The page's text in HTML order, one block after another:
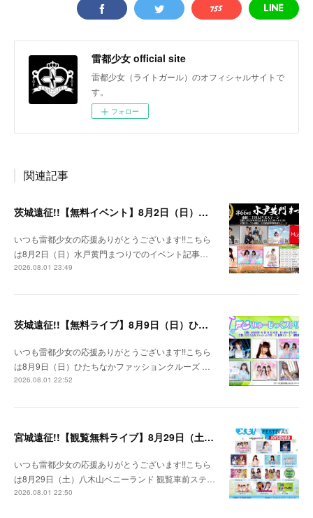
雷都少女 official site
雷都少女（ライトガール）のオフィシャルサイトで
す。
フォロー
関連記事
茨城遠征!!【無料イベント】8月2日（日）水戸黄門まつり
いつも雷都少女の応援ありがとうございます!!こちら
は8月2日（日）水戸黄門まつりでのイベント記事…
2026.08.01 23:49
茨城遠征!!【無料ライブ】8月9日（日）ひたちなかファッションクルーズ 野外ステージ
いつも雷都少女の応援ありがとうございます!!こちら
は8月9日（日）ひたちなかファッションクルーズ …
2026.08.01 22:52
宮城遠征!!【観覧無料ライブ】8月29日（土）八木山ベニーランド
いつも雷都少女の応援ありがとうございます!!こちら
は8月29日（土）八木山ベニーランド 観覧車前ステ…
2026.08.01 22:50